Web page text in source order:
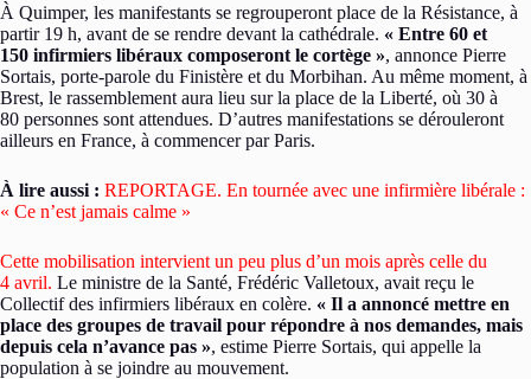
À Quimper, les manifestants se regrouperont place de la Résistance, à
partir 19 h, avant de se rendre devant la cathédrale. « Entre 60 et
150 infirmiers libéraux composeront le cortège », annonce Pierre
Sortais, porte-parole du Finistère et du Morbihan. Au même moment, à
Brest, le rassemblement aura lieu sur la place de la Liberté, où 30 à
80 personnes sont attendues. D’autres manifestations se dérouleront
ailleurs en France, à commencer par Paris.
À lire aussi : REPORTAGE. En tournée avec une infirmière libérale :
« Ce n’est jamais calme »
Cette mobilisation intervient un peu plus d’un mois après celle du
4 avril. Le ministre de la Santé, Frédéric Valletoux, avait reçu le
Collectif des infirmiers libéraux en colère. « Il a annoncé mettre en
place des groupes de travail pour répondre à nos demandes, mais
depuis cela n’avance pas », estime Pierre Sortais, qui appelle la
population à se joindre au mouvement.